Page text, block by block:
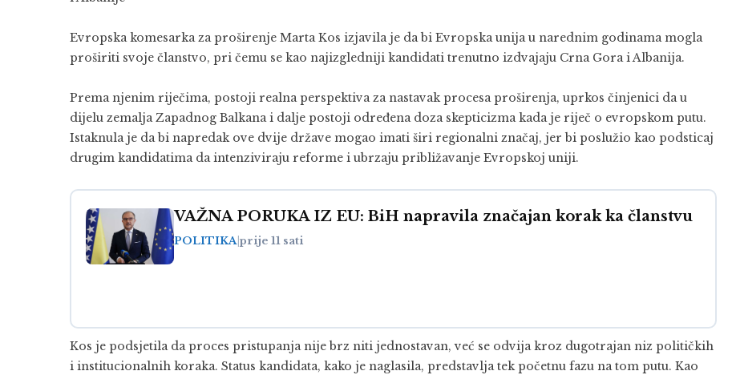
Evropska komesarka za proširenje Marta Kos izjavila je da bi Evropska unija u narednim godinama mogla
proširiti svoje članstvo, pri čemu se kao najizgledniji kandidati trenutno izdvajaju Crna Gora i Albanija.
Prema njenim riječima, postoji realna perspektiva za nastavak procesa proširenja, uprkos činjenici da u
dijelu zemalja Zapadnog Balkana i dalje postoji određena doza skepticizma kada je riječ o evropskom putu.
Istaknula je da bi napredak ove dvije države mogao imati širi regionalni značaj, jer bi poslužio kao podsticaj
drugim kandidatima da intenziviraju reforme i ubrzaju približavanje Evropskoj uniji.
VAŽNA PORUKA IZ EU: BiH napravila značajan korak ka članstvu
POLITIKAprije 11 sati
Kos je podsjetila da proces pristupanja nije brz niti jednostavan, već se odvija kroz dugotrajan niz političkih
i institucionalnih koraka. Status kandidata, kako je naglasila, predstavlja tek početnu fazu na tom putu. Kao